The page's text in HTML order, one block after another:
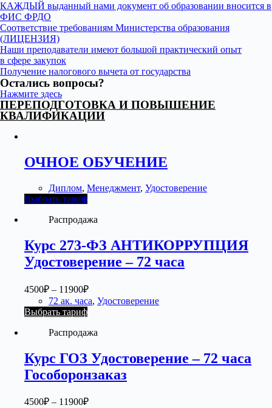
КАЖДЫЙ выданный нами документ об образовании вносится в
ФИС ФРДО
Соответствие требованиям Министерства образования
(ЛИЦЕНЗИЯ)
Наши преподаватели имеют большой практический опыт
в сфере закупок
Получение налогового вычета от государства
Остались вопросы?
Нажмите здесь
ПЕРЕПОДГОТОВКА И ПОВЫШЕНИЕ
КВАЛИФИКАЦИИ
ОЧНОЕ ОБУЧЕНИЕ
Диплом, Менеджмент, Удостоверение
Выбрать тариф
Распродажа
Курс 273-ФЗ АНТИКОРРУПЦИЯ
Удостоверение – 72 часа
4500₽ – 11900₽
72 ак. часа, Удостоверение
Выбрать тариф
Распродажа
Курс ГОЗ Удостоверение – 72 часа
Гособоронзаказ
4500₽ – 11900₽